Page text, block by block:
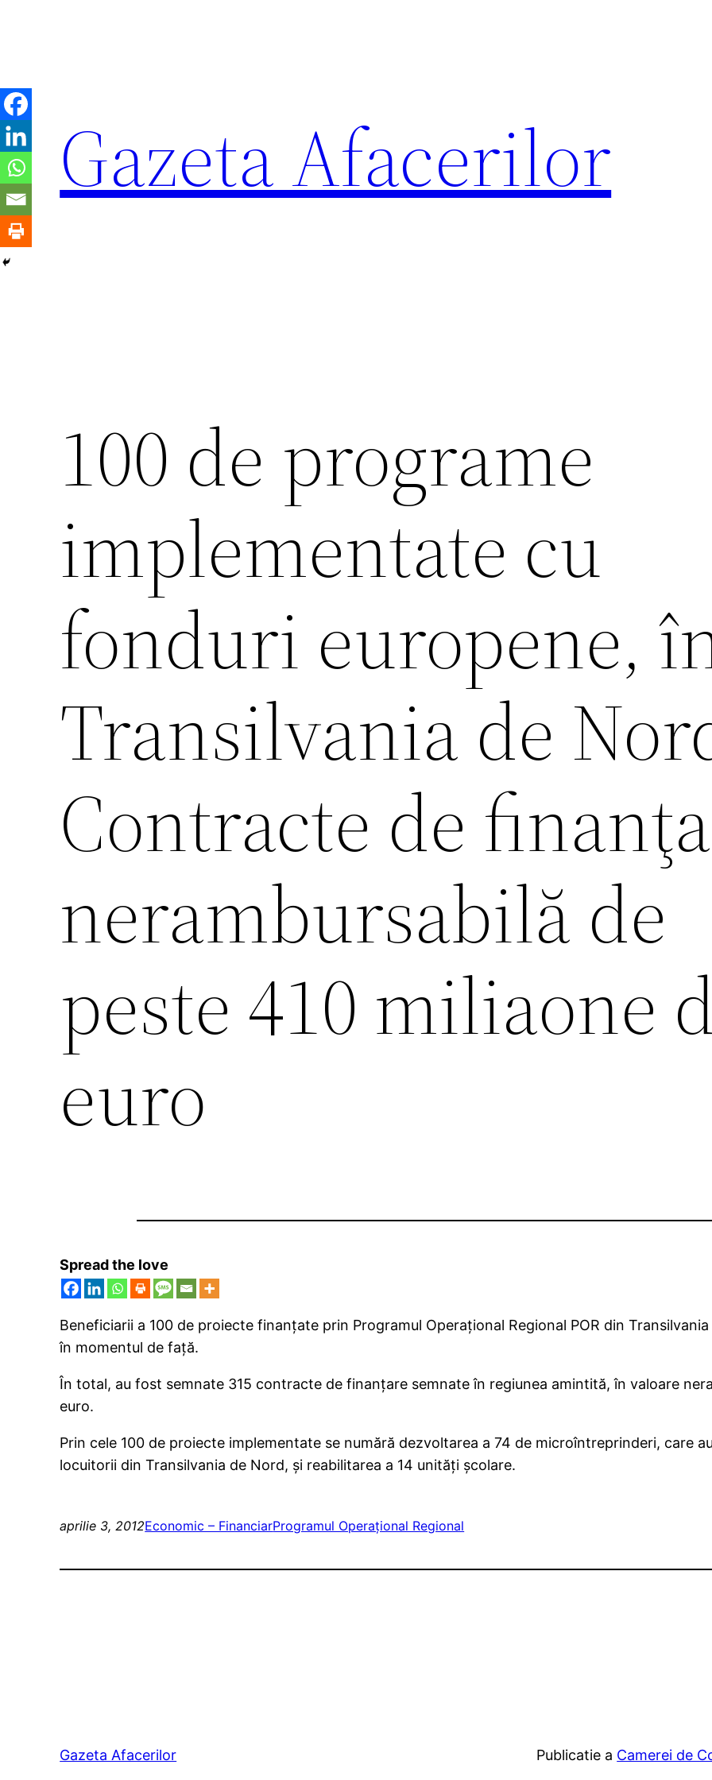
Gazeta Afacerilor
100 de programe
implementate cu
fonduri europene,
Transilvania de
Contracte de
nerambursabilă de
peste 410 miliaone
euro
Spread the love
Beneficiarii a 100 de proiecte finanţate prin Programul Operaţional Regional POR din
în momentul de faţă.
În total, au fost semnate 315 contracte de finanţare semnate în regiunea amintită, în valoare
euro.
Prin cele 100 de proiecte implementate se numără dezvoltarea a 74 de microîntreprinderi, care
locuitorii din Transilvania de Nord, şi reabilitarea a 14 unităţi şcolare.
aprilie 3, 2012Economic – FinanciarProgramul Operaţional Regional
Gazeta Afacerilor Publicatie a Camerei de